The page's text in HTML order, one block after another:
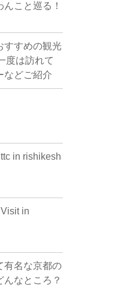
こと巡る！
すすめの観光
度は訪れて
などご紹介
in rishikesh
in
有名な京都の
んなところ？